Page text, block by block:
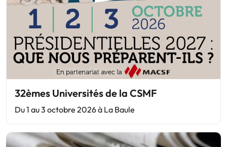
32èmes Universités de la CSMF
Du 1 au 3 octobre 2026 à La Baule